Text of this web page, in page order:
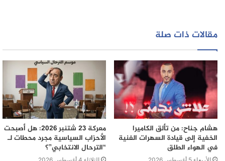
مقالات ذات صلة
هشام جناح: من تألق الكاميرا
الخفية إلى قيادة السهرات الفنية
في الهواء الطلق
معركة 23 شتنبر 2026: هل أصبحت
الأحزاب السياسية مجرد محطات لـ
“الترحال الانتخابي”؟